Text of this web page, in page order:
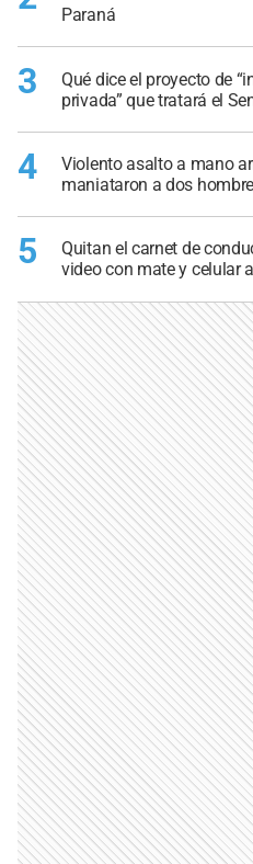
Paraná
3
Qué dice el proyecto de
privada” que tratará el
4
Violento asalto a mano
maniataron a dos
5
Quitan el carnet de
video con mate y celular